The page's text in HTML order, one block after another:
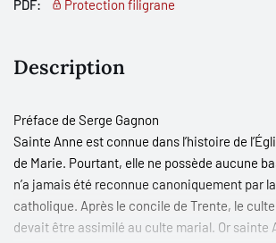
PDF: Protection filigrane
Description
Préface de Serge Gagnon
Sainte Anne est connue dans l’histoire de
de Marie. Pourtant, elle ne possède aucune
n’a jamais été reconnue canoniquement par
catholique. Après le concile de Trente, le
devait être assimilé au culte marial. Or sainte